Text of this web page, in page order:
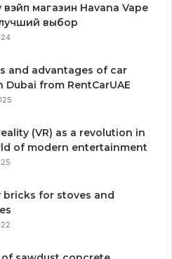
магазин Havana Vape
выбор
and advantages of car
Dubai from RentCarUAE
(VR) as a revolution in
of modern entertainment
bricks for stoves and